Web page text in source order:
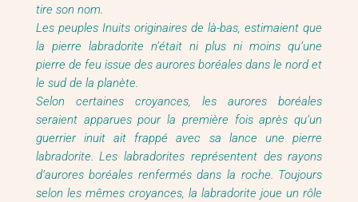
tire son nom.
Les peuples Inuits originaires de là-bas, estimaient que
la pierre labradorite n’était ni plus ni moins qu’une
pierre de feu issue des aurores boréales dans le nord et
le sud de la planète.
Selon certaines croyances, les aurores boréales
seraient apparues pour la première fois après qu’un
guerrier inuit ait frappé avec sa lance une pierre
labradorite. Les labradorites représentent des rayons
d’aurores boréales renfermés dans la roche. Toujours
selon les mêmes croyances, la labradorite joue un rôle